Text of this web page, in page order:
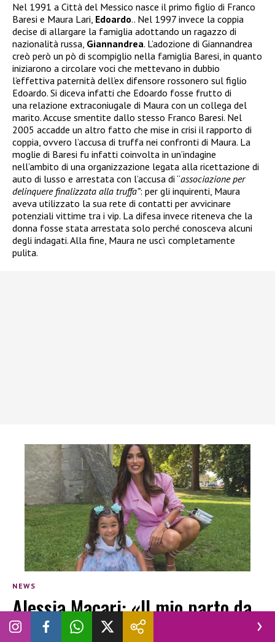
Nel 1991 a Città del Messico nasce il primo figlio di Franco
Baresi e Maura Lari, Edoardo.. Nel 1997 invece la coppia
decise di allargare la famiglia adottando un ragazzo di
nazionalità russa, Giannandrea. L’adozione di Giannandrea
creò però un pò di scompiglio nella famiglia Baresi, in quanto
iniziarono a circolare voci che mettevano in dubbio
l’effettiva paternità dell’ex difensore rossonero sul figlio
Edoardo. Si diceva infatti che Edoardo fosse frutto di
una relazione extraconiugale di Maura con un collega del
marito. Accuse smentite dallo stesso Franco Baresi. Nel
2005 accadde un altro fatto che mise in crisi il rapporto di
coppia, ovvero l’accusa di truffa nei confronti di Maura. La
moglie di Baresi fu infatti coinvolta in un’indagine
nell’ambito di una organizzazione legata alla ricettazione di
auto di lusso e arrestata con l’accusa di “associazione per
delinquere finalizzata alla truffa”: per gli inquirenti, Maura
aveva utilizzato la sua rete di contatti per avvicinare
potenziali vittime tra i vip. La difesa invece riteneva che la
donna fosse stata arrestata solo perché conosceva alcuni
degli indagati. Alla fine, Maura ne uscì completamente
pulita.
NEWS
Alessia Macari: «Il mio parto da
incubo»